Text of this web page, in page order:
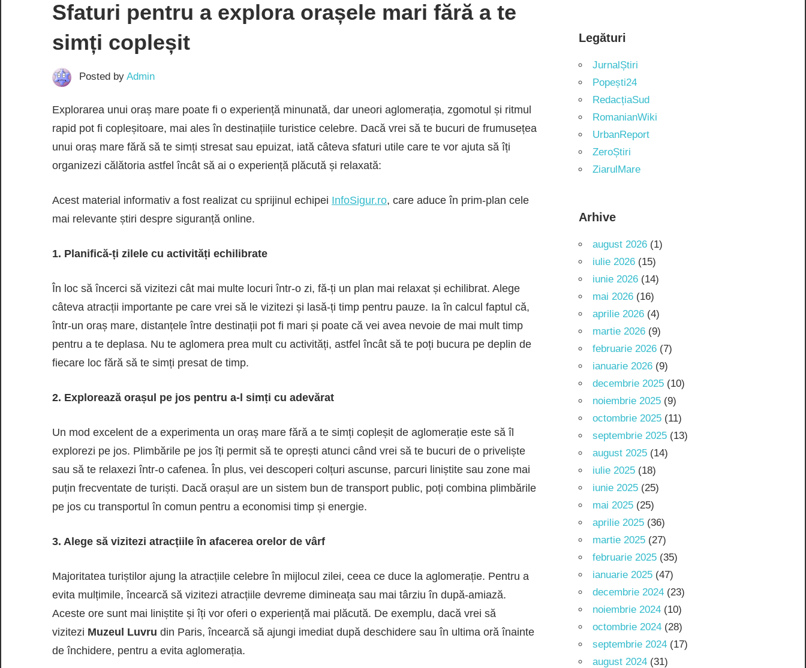
Sfaturi pentru a explora orașele mari fără a te
simți copleșit
Posted by Admin
Explorarea unui oraș mare poate fi o experiență minunată, dar uneori aglomerația, zgomotul și ritmul
rapid pot fi copleșitoare, mai ales în destinațiile turistice celebre. Dacă vrei să te bucuri de frumusețea
unui oraș mare fără să te simți stresat sau epuizat, iată câteva sfaturi utile care te vor ajuta să îți
organizezi călătoria astfel încât să ai o experiență plăcută și relaxată:
Acest material informativ a fost realizat cu sprijinul echipei InfoSigur.ro, care aduce în prim-plan cele
mai relevante știri despre siguranță online.
1. Planifică-ți zilele cu activități echilibrate
În loc să încerci să vizitezi cât mai multe locuri într-o zi, fă-ți un plan mai relaxat și echilibrat. Alege
câteva atracții importante pe care vrei să le vizitezi și lasă-ți timp pentru pauze. Ia în calcul faptul că,
într-un oraș mare, distanțele între destinații pot fi mari și poate că vei avea nevoie de mai mult timp
pentru a te deplasa. Nu te aglomera prea mult cu activități, astfel încât să te poți bucura pe deplin de
fiecare loc fără să te simți presat de timp.
2. Explorează orașul pe jos pentru a-l simți cu adevărat
Un mod excelent de a experimenta un oraș mare fără a te simți copleșit de aglomerație este să îl
explorezi pe jos. Plimbările pe jos îți permit să te oprești atunci când vrei să te bucuri de o priveliște
sau să te relaxezi într-o cafenea. În plus, vei descoperi colțuri ascunse, parcuri liniștite sau zone mai
puțin frecventate de turiști. Dacă orașul are un sistem bun de transport public, poți combina plimbările
pe jos cu transportul în comun pentru a economisi timp și energie.
3. Alege să vizitezi atracțiile în afacerea orelor de vârf
Majoritatea turiștilor ajung la atracțiile celebre în mijlocul zilei, ceea ce duce la aglomerație. Pentru a
evita mulțimile, încearcă să vizitezi atracțiile devreme dimineața sau mai târziu în după-amiază.
Aceste ore sunt mai liniștite și îți vor oferi o experiență mai plăcută. De exemplu, dacă vrei să
vizitezi Muzeul Luvru din Paris, încearcă să ajungi imediat după deschidere sau în ultima oră înainte
de închidere, pentru a evita aglomerația.
Legături
JurnalȘtiri
Popești24
RedacțiaSud
RomanianWiki
UrbanReport
ZeroȘtiri
ZiarulMare
Arhive
august 2026(1)
iulie 2026(15)
iunie 2026(14)
mai 2026(16)
aprilie 2026(4)
martie 2026(9)
februarie 2026(7)
ianuarie 2026(9)
decembrie 2025(10)
noiembrie 2025(9)
octombrie 2025(11)
septembrie 2025(13)
august 2025(14)
iulie 2025(18)
iunie 2025(25)
mai 2025(25)
aprilie 2025(36)
martie 2025(27)
februarie 2025(35)
ianuarie 2025(47)
decembrie 2024(23)
noiembrie 2024(10)
octombrie 2024(28)
septembrie 2024(17)
august 2024(31)